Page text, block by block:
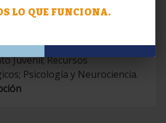
LO QUE FUNCIONA.
2026.
Problemáticas en el
Juvenil; Recursos
Psicología y Neurociencia.